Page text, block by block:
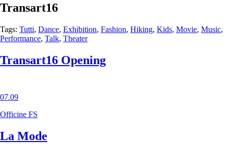
Transart16
Tags: Tutti, Dance, Exhibition, Fashion, Hiking, Kids, Movie, Music,
Performance, Talk, Theater
Transart16 Opening
07.09
Officine FS
La Mode